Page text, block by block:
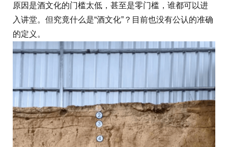
原因是酒文化的门槛太低，甚至是零门槛，谁都可以进
入讲堂。但究竟什么是“酒文化”？目前也没有公认的准确
的定义。